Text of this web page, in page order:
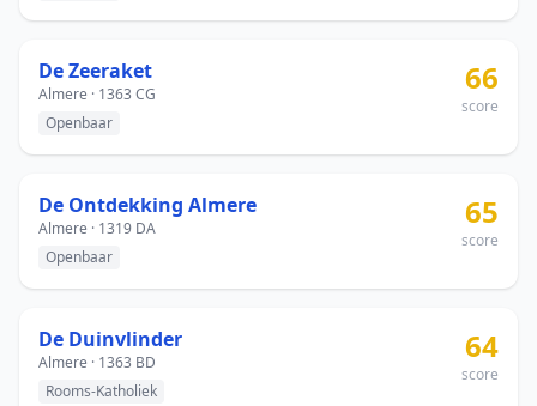
De Zeeraket
Almere · 1363 CG
Openbaar
66
score
De Ontdekking Almere
Almere · 1319 DA
Openbaar
65
score
De Duinvlinder
Almere · 1363 BD
Rooms-Katholiek
64
score